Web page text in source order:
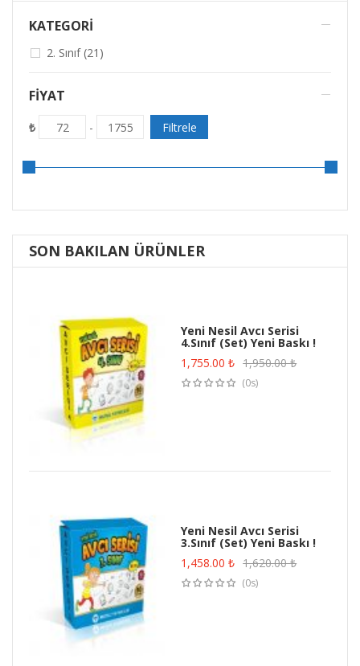
KATEGORİ
2. Sınıf (21)
FIYAT
₺ 72 - 1755 Filtrele
SON BAKILAN ÜRÜNLER
Yeni Nesil Avcı Serisi
4.Sınıf (Set) Yeni Baskı !
1,755.00₺ 1,950.00₺
(0s)
Yeni Nesil Avcı Serisi
3.Sınıf (Set) Yeni Baskı !
1,458.00₺ 1,620.00₺
(0s)